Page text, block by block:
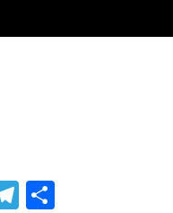
Telegram